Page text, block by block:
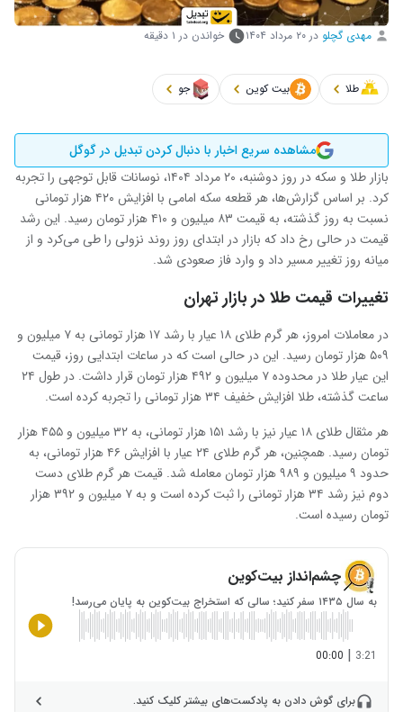
مهدی گچلو در ۲۰ مرداد ۱۴۰۴ خواندن در ۱ دقیقه
طلا بیت کوین جو
مشاهده سریع اخبار با دنبال کردن تبدیل در گوگل
بازار طلا و سکه در روز دوشنبه، ۲۰ مرداد ۱۴۰۴، نوسانات قابل توجهی را تجربه
کرد. بر اساس گزارش‌ها، هر قطعه سکه امامی با افزایش ۴۲۰ هزار تومانی
نسبت به روز گذشته، به قیمت ۸۳ میلیون و ۴۱۰ هزار تومان رسید. این رشد
قیمت در حالی رخ داد که بازار در ابتدای روز روند نزولی را طی می‌کرد و از
میانه روز تغییر مسیر داد و وارد فاز صعودی شد.
تغییرات قیمت طلا در بازار تهران
در معاملات امروز، هر گرم طلای ۱۸ عیار با رشد ۱۷ هزار تومانی به ۷ میلیون و
۵۰۹ هزار تومان رسید. این در حالی است که در ساعات ابتدایی روز، قیمت
این عیار طلا در محدوده ۷ میلیون و ۴۹۲ هزار تومان قرار داشت. در طول ۲۴
ساعت گذشته، طلا افزایش خفیف ۳۴ هزار تومانی را تجربه کرده است.
هر مثقال طلای ۱۸ عیار نیز با رشد ۱۵۱ هزار تومانی، به ۳۲ میلیون و ۴۵۵ هزار
تومان رسید. همچنین، هر گرم طلای ۲۴ عیار با افزایش ۴۶ هزار تومانی، به
حدود ۹ میلیون و ۹۸۹ هزار تومان معامله شد. قیمت هر گرم طلای دست
دوم نیز رشد ۳۴ هزار تومانی را ثبت کرده است و به ۷ میلیون و ۳۹۲ هزار
تومان رسیده است.
چشم‌انداز بیت‌کوین
به سال ۱۴۳۵ سفر کنید؛ سالی که استخراج بیت‌کوین به پایان می‌رسد!
3:21
|
00:00
برای گوش دادن به پادکست‌های بیشتر کلیک کنید.